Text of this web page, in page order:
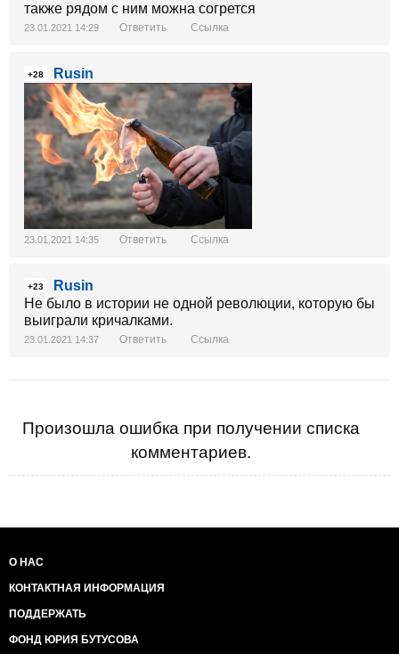
также рядом с ним можна согрется
23.01.2021 14:29 Ответить Ссылка
+28 Rusin
23.01.2021 14:35 Ответить Ссылка
+23
Rusin
Не было в истории не одной революции, которую бы
выиграли кричалками.
23.01.2021 14:37 Ответить Ссылка
Произошла ошибка при получении списка
комментариев.
О НАС
КОНТАКТНАЯ ИНФОРМАЦИЯ
ПОДДЕРЖАТЬ
ФОНД ЮРИЯ БУТУСОВА